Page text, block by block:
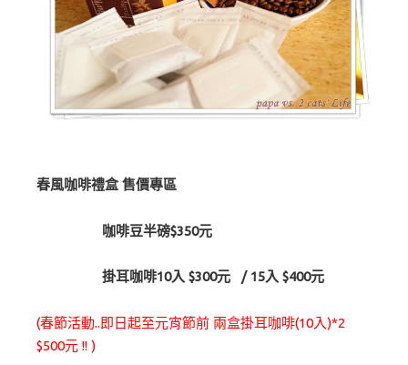
春風咖啡禮盒 售價專區
咖啡豆半磅$350元
掛耳咖啡10入 $300元 / 15入 $400元
(春節活動..即日起至元宵節前 兩盒掛耳咖啡(10入)*2
$500元 !! )